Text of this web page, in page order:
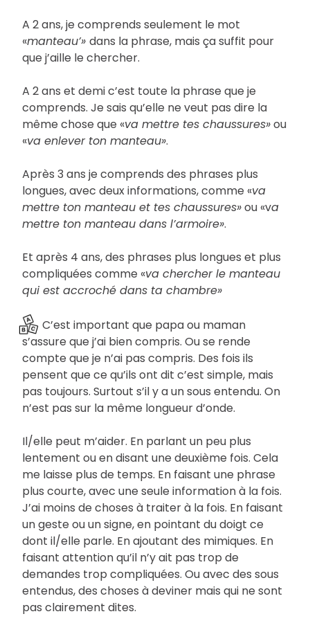
A 2 ans, je comprends seulement le mot
«manteau’» dans la phrase, mais ça suffit pour
que j’aille le chercher.
A 2 ans et demi c’est toute la phrase que je
comprends. Je sais qu’elle ne veut pas dire la
même chose que «va mettre tes chaussures»ou
«va enlever ton manteau».
Après 3 ans je comprends des phrases plus
longues, avec deux informations, comme «va
mettre ton manteau et tes chaussures»ou «va
mettre ton manteau dans l’armoire».
Et après 4 ans, des phrases plus longues et plus
compliquées comme «va chercher le manteau
qui est accroché dans ta chambre»
C’est important que papa ou maman
s’assure que j’ai bien compris. Ou se rende
compte que je n’ai pas compris. Des fois ils
pensent que ce qu’ils ont dit c’est simple, mais
pas toujours. Surtout s’il y a un sous entendu. On
n’est pas sur la même longueur d’onde.
Il/elle peut m’aider. En parlant un peu plus
lentement ou en disant une deuxième fois. Cela
me laisse plus de temps. En faisant une phrase
plus courte, avec une seule information à la fois.
J’ai moins de choses à traiter à la fois. En faisant
un geste ou un signe, en pointant du doigt ce
dont il/elle parle. En ajoutant des mimiques. En
faisant attention qu’il n’y ait pas trop de
demandes trop compliquées. Ou avec des sous
entendus, des choses à deviner mais qui ne sont
pas clairement dites.